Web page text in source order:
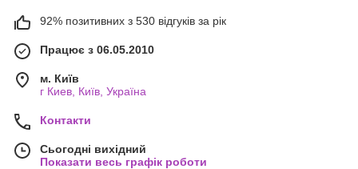
92% позитивних з 530 відгуків за рік
Працює з 06.05.2010
м. Київ
г Киев, Київ, Україна
Контакти
Сьогодні вихідний
Показати весь графік роботи